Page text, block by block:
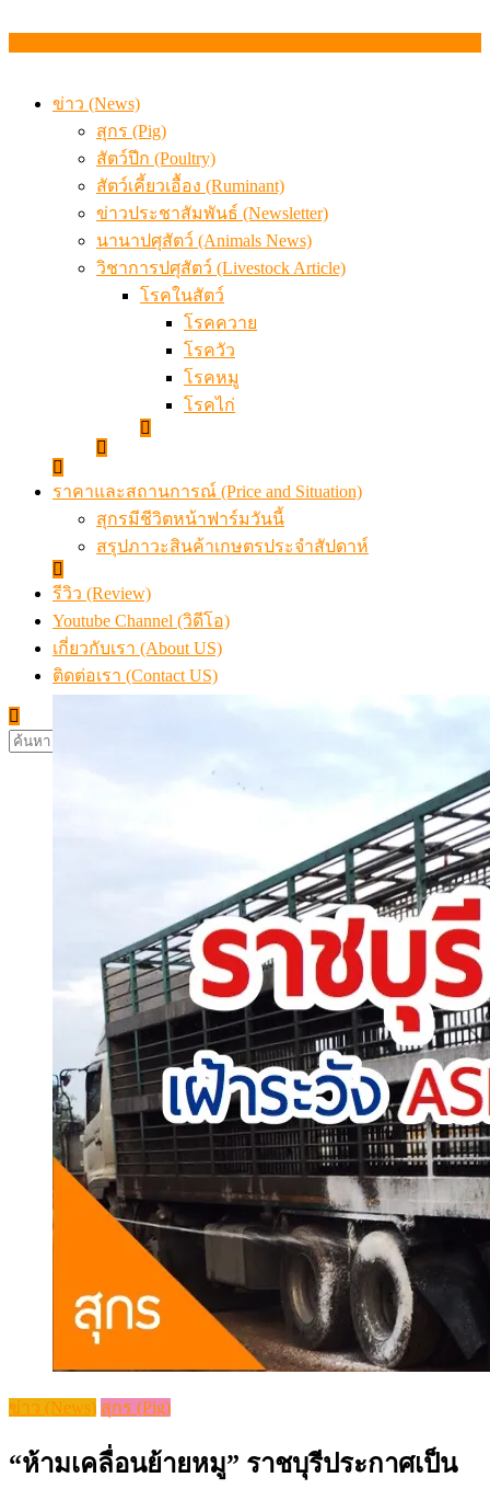
ข่าว (News)
สุกร (Pig)
สัตว์ปีก (Poultry)
สัตว์เคี้ยวเอื้อง (Ruminant)
ข่าวประชาสัมพันธ์ (Newsletter)
นานาปศุสัตว์ (Animals News)
วิชาการปศุสัตว์ (Livestock Article)
โรคในสัตว์
โรคควาย
โรควัว
โรคหมู
โรคไก่
ราคาและสถานการณ์ (Price and Situation)
สุกรมีชีวิตหน้าฟาร์มวันนี้
สรุปภาวะสินค้าเกษตรประจำสัปดาห์
รีวิว (Review)
Youtube Channel (วิดีโอ)
เกี่ยวกับเรา (About US)
ติดต่อเรา (Contact US)
ค้นหา
ข่าว (News) สุกร (Pig)
“ห้ามเคลื่อนย้ายหมู” ราชบุรีประกาศเป็น